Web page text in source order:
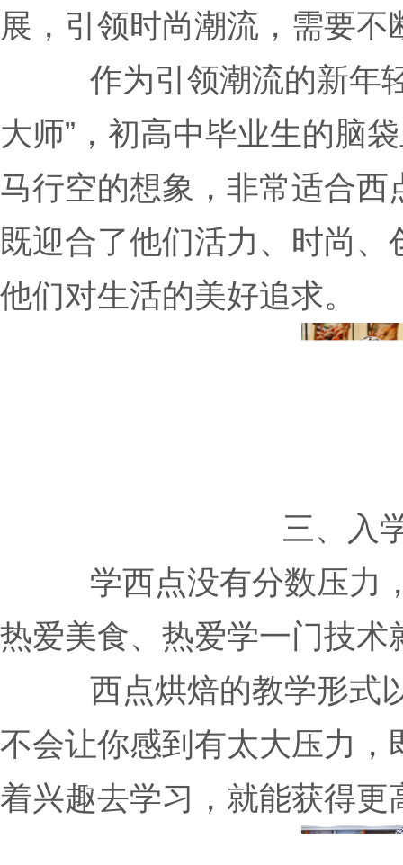
展，引领时尚潮流，需要
作为引领潮流的新年
大师”，初高中毕业生的脑
马行空的想象，非常适合
既迎合了他们活力、时尚
他们对生活的美好追求。
三、入
学西点没有分数压力
热爱美食、热爱学一门技术
西点烘焙的教学形式
不会让你感到有太大压力
着兴趣去学习，就能获得更